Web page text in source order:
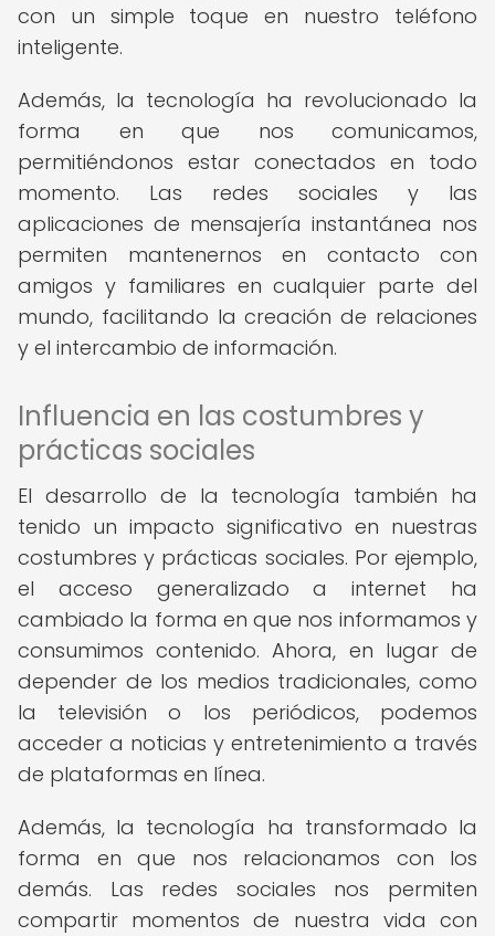
con un simple toque en nuestro teléfono
inteligente.
Además, la tecnología ha revolucionado la
forma en que nos comunicamos,
permitiéndonos estar conectados en todo
momento. Las redes sociales y las
aplicaciones de mensajería instantánea nos
permiten mantenernos en contacto con
amigos y familiares en cualquier parte del
mundo, facilitando la creación de relaciones
y el intercambio de información.
Influencia en las costumbres y
prácticas sociales
El desarrollo de la tecnología también ha
tenido un impacto significativo en nuestras
costumbres y prácticas sociales. Por ejemplo,
el acceso generalizado a internet ha
cambiado la forma en que nos informamos y
consumimos contenido. Ahora, en lugar de
depender de los medios tradicionales, como
la televisión o los periódicos, podemos
acceder a noticias y entretenimiento a través
de plataformas en línea.
Además, la tecnología ha transformado la
forma en que nos relacionamos con los
demás. Las redes sociales nos permiten
compartir momentos de nuestra vida con